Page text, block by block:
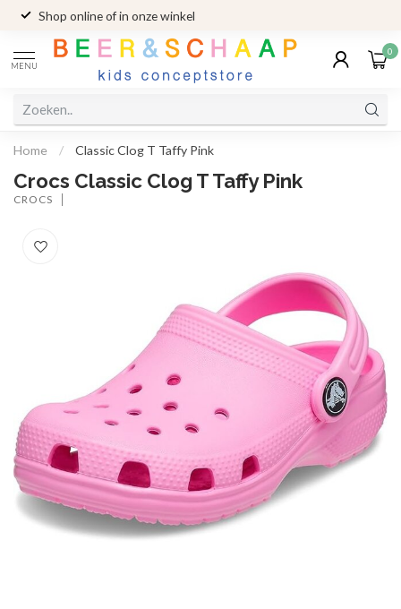
Shop online of in onze winkel
MENU
0
Home / Classic Clog T Taffy Pink
Crocs Classic Clog T Taffy Pink
CROCS